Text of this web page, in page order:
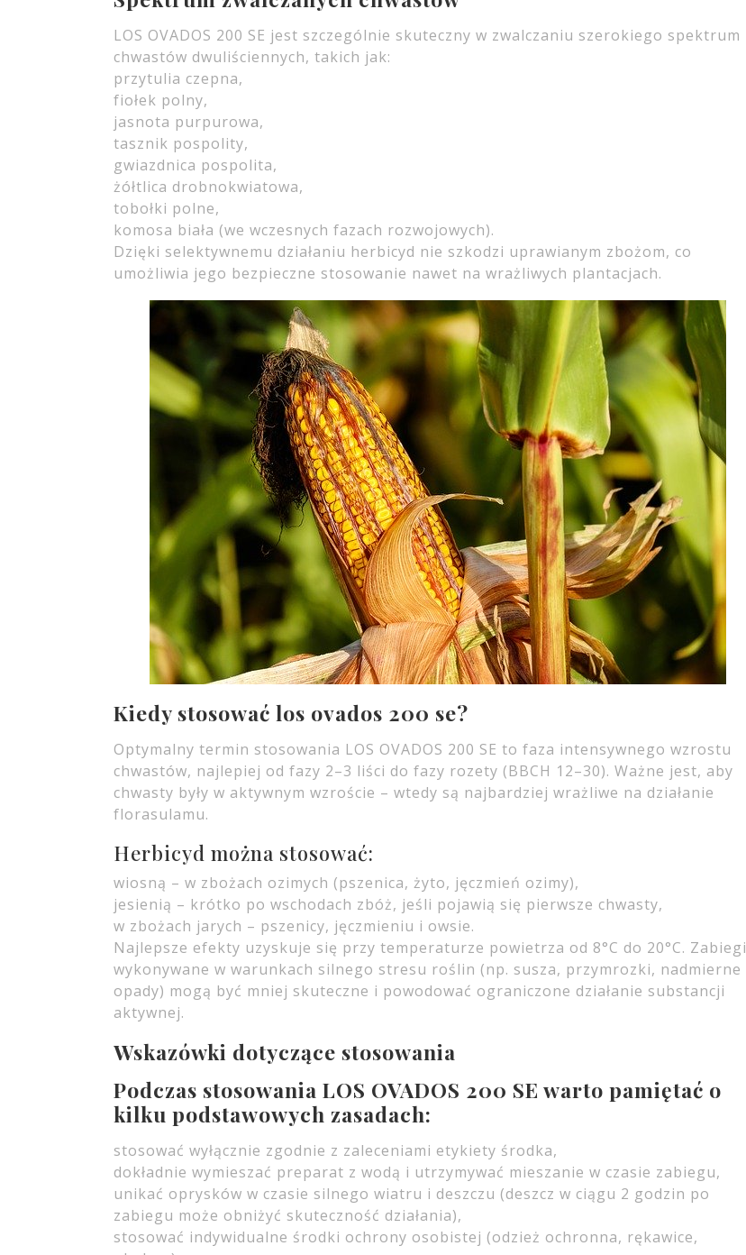
LOS OVADOS 200 SE jest szczególnie skuteczny w zwalczaniu szerokiego spektrum
chwastów dwuliściennych, takich jak:
przytulia czepna,
fiołek polny,
jasnota purpurowa,
tasznik pospolity,
gwiazdnica pospolita,
żółtlica drobnokwiatowa,
tobołki polne,
komosa biała (we wczesnych fazach rozwojowych).
Dzięki selektywnemu działaniu herbicyd nie szkodzi uprawianym zbożom, co
umożliwia jego bezpieczne stosowanie nawet na wrażliwych plantacjach.
Kiedy stosować los ovados 200 se?
Optymalny termin stosowania LOS OVADOS 200 SE to faza intensywnego wzrostu
chwastów, najlepiej od fazy 2–3 liści do fazy rozety (BBCH 12–30). Ważne jest, aby
chwasty były w aktywnym wzroście – wtedy są najbardziej wrażliwe na działanie
florasulamu.
Herbicyd można stosować:
wiosną – w zbożach ozimych (pszenica, żyto, jęczmień ozimy),
jesienią – krótko po wschodach zbóż, jeśli pojawią się pierwsze chwasty,
w zbożach jarych – pszenicy, jęczmieniu i owsie.
Najlepsze efekty uzyskuje się przy temperaturze powietrza od 8°C do 20°C. Zabiegi
wykonywane w warunkach silnego stresu roślin (np. susza, przymrozki, nadmierne
opady) mogą być mniej skuteczne i powodować ograniczone działanie substancji
aktywnej.
Wskazówki dotyczące stosowania
Podczas stosowania LOS OVADOS 200 SE warto pamiętać o
kilku podstawowych zasadach:
stosować wyłącznie zgodnie z zaleceniami etykiety środka,
dokładnie wymieszać preparat z wodą i utrzymywać mieszanie w czasie zabiegu,
unikać oprysków w czasie silnego wiatru i deszczu (deszcz w ciągu 2 godzin po
zabiegu może obniżyć skuteczność działania),
stosować indywidualne środki ochrony osobistej (odzież ochronna, rękawice,